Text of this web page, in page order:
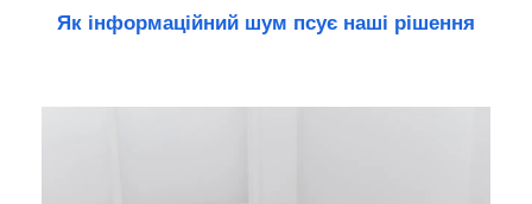
Як інформаційний шум псує наші рішення